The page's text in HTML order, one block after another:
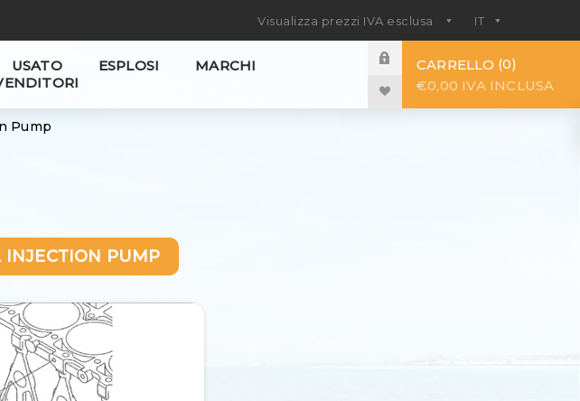
USATO ESPLOSI
MARCHI
CARRELLO 0
€0,00 IVA INCLUSA
Pump
INJECTION PUMP